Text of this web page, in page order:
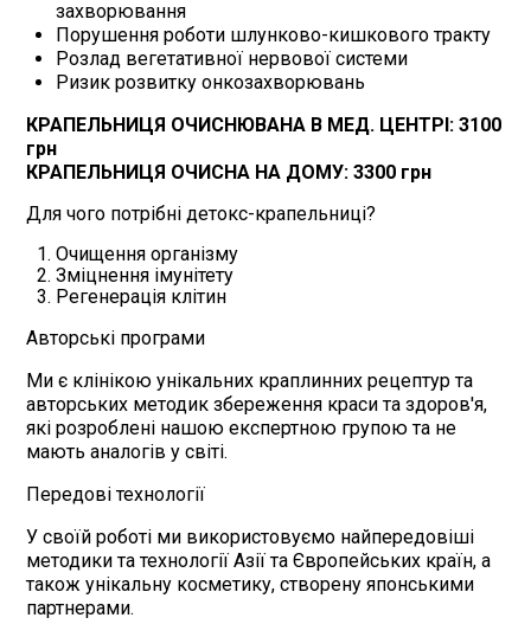
захворювання
Порушення роботи шлунково-кишкового тракту
Розлад вегетативної нервової системи
Ризик розвитку онкозахворювань
КРАПЕЛЬНИЦЯ ОЧИСНЮВАНА В МЕД. ЦЕНТРІ: 3100
грн
КРАПЕЛЬНИЦЯ ОЧИСНА НА ДОМУ: 3300 грн
Для чого потрібні детокс-крапельниці?
Очищення організму
Зміцнення імунітету
Регенерація клітин
Авторські програми
Ми є клінікою унікальних краплинних рецептур та
авторських методик збереження краси та здоров'я,
які розроблені нашою експертною групою та не
мають аналогів у світі.
Передові технології
У своїй роботі ми використовуємо найпередовіші
методики та технології Азії та Європейських країн, а
також унікальну косметику, створену японськими
партнерами.